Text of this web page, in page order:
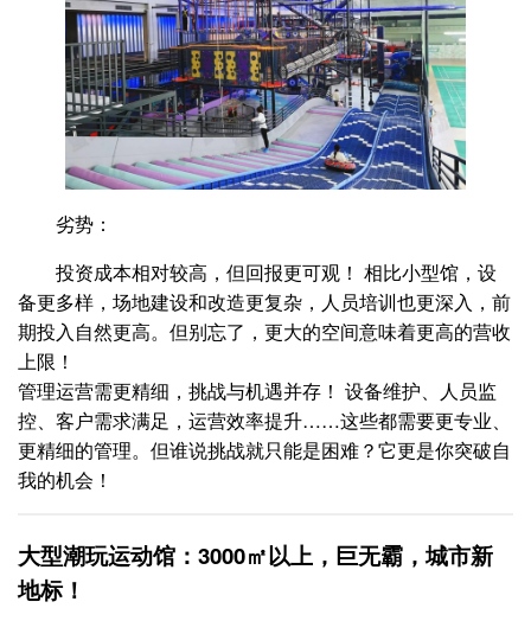
劣势：
投资成本相对较高，但回报更可观！ 相比小型馆，设
备更多样，场地建设和改造更复杂，人员培训也更深入，前
期投入自然更高。但别忘了，更大的空间意味着更高的营收
上限！
管理运营需更精细，挑战与机遇并存！ 设备维护、人员监
控、客户需求满足，运营效率提升……这些都需要更专业、
更精细的管理。但谁说挑战就只能是困难？它更是你突破自
我的机会！
大型潮玩运动馆：3000㎡以上，巨无霸，城市新
地标！